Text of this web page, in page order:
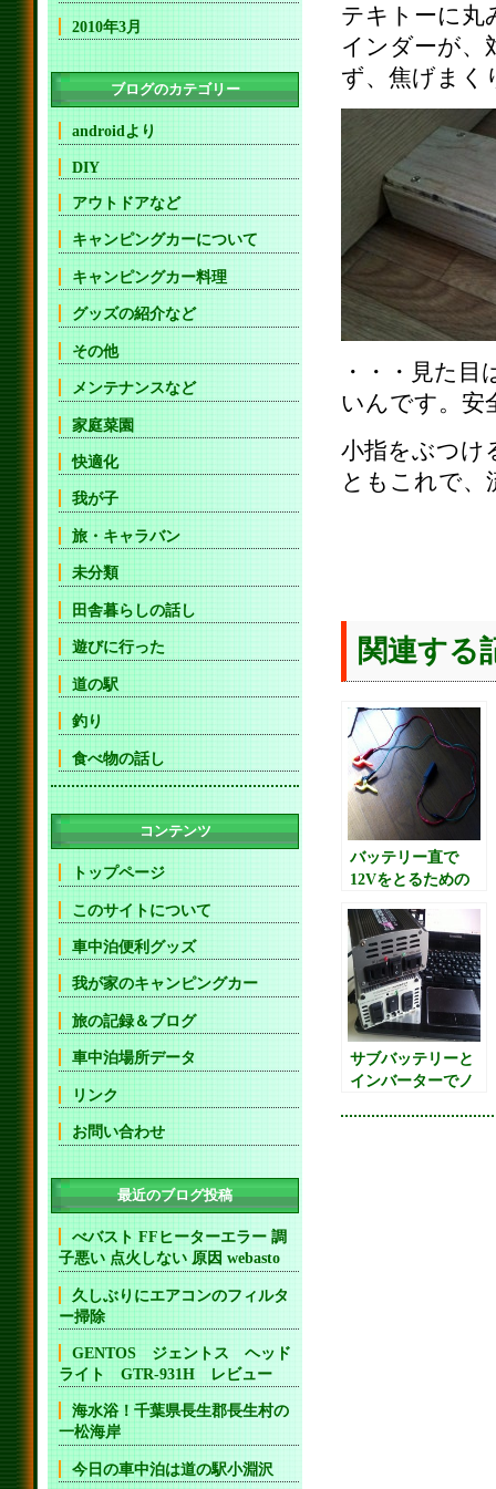
テキトーに丸
インダーが、
ず、焦げまく
・・・見た
いんです。安
小指をぶつけ
ともこれで、
関連する
バッテリー直で
12Vをとるための
サブバッテリーと
インバーターでノ
2010年3月
ブログのカテゴリー
androidより
DIY
アウトドアなど
キャンピングカーについて
キャンピングカー料理
グッズの紹介など
その他
メンテナンスなど
家庭菜園
快適化
我が子
旅・キャラバン
未分類
田舎暮らしの話し
遊びに行った
道の駅
釣り
食べ物の話し
コンテンツ
トップページ
このサイトについて
車中泊便利グッズ
我が家のキャンピングカー
旅の記録＆ブログ
車中泊場所データ
リンク
お問い合わせ
最近のブログ投稿
べバスト FFヒーターエラー 調
子悪い 点火しない 原因 webasto
久しぶりにエアコンのフィルタ
ー掃除
GENTOS ジェントス ヘッド
ライト GTR-931H レビュー
海水浴！千葉県長生郡長生村の
一松海岸
今日の車中泊は道の駅小淵沢